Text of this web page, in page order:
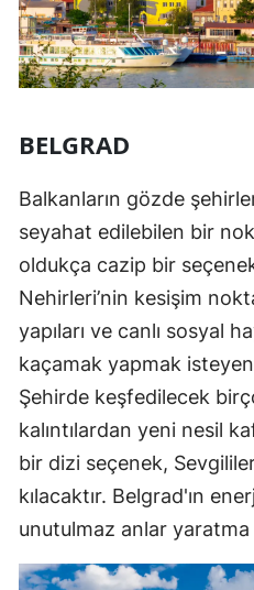
BELGRAD
Balkanların gözde
seyahat edilebilen bir
oldukça cazip bir
Nehirleri’nin kesişim
yapıları ve canlı sosyal
kaçamak yapmak
Şehirde keşfedilecek
kalıntılardan yeni nesil
bir dizi seçenek,
kılacaktır. Belgrad'ın
unutulmaz anlar yaratma